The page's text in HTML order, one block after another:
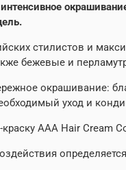
стилистов и
бежевые и
окрашивание:
уход и
ААА Hair